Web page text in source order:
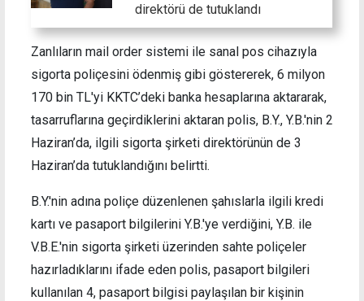
direktörü de tutuklandı
Zanlıların mail order sistemi ile sanal pos cihazıyla
sigorta poliçesini ödenmiş gibi göstererek, 6 milyon
170 bin TL'yi KKTC’deki banka hesaplarına aktararak,
tasarruflarına geçirdiklerini aktaran polis, B.Y., Y.B.'nin 2
Haziran’da, ilgili sigorta şirketi direktörünün de 3
Haziran’da tutuklandığını belirtti.
B.Y.'nin adına poliçe düzenlenen şahıslarla ilgili kredi
kartı ve pasaport bilgilerini Y.B.'ye verdiğini, Y.B. ile
V.B.E.'nin sigorta şirketi üzerinden sahte poliçeler
hazırladıklarını ifade eden polis, pasaport bilgileri
kullanılan 4, pasaport bilgisi paylaşılan bir kişinin